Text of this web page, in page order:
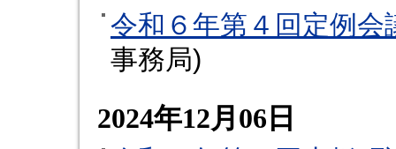
令和６年第４回定例会
事務局)
2024年12月06日